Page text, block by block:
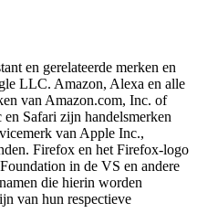
en gerelateerde merken en
LLC. Amazon, Alexa en alle
van Amazon.com, Inc. of
Safari zijn handelsmerken
van Apple Inc.,
Firefox en het Firefox-logo
in de VS en andere
die hierin worden
van hun respectieve